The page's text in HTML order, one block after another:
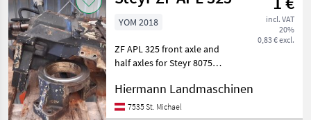
incl. VAT
20%
0,83 € excl.
YOM 2018
ZF APL 325 front axle and
half axles for Steyr 8075
Tractor spare parts
Hiermann Landmaschinen
7535 St. Michael